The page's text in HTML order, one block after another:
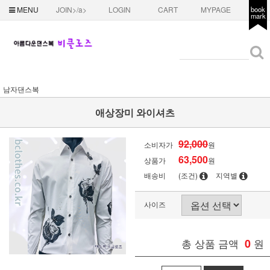
MENU JOIN>/a> LOGIN CART MYPAGE book
mark
남자댄스복
애상장미 와이셔츠
소비자가 92,000원
상품가
63,500원
배송비
(조건) 지역별
사이즈
총 상품 금액 0 원